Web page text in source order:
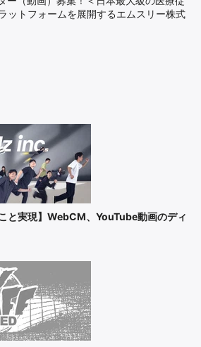
ットフォームを展開するエムスリー株式
と実現】WebCM、YouTube動画のディ